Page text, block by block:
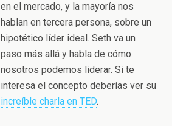
en el mercado, y la mayoría nos
hablan en tercera persona, sobre un
hipotético líder ideal. Seth va un
paso más allá y habla de cómo
nosotros podemos liderar. Si te
interesa el concepto deberías ver su
increíble charla en TED.